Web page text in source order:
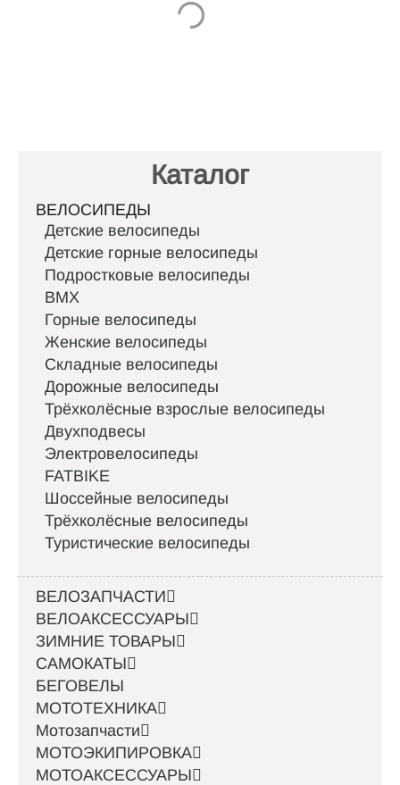
Каталог
ВЕЛОСИПЕДЫ
Детские велосипеды
Детские горные велосипеды
Подростковые велосипеды
BMX
Горные велосипеды
Женские велосипеды
Складные велосипеды
Дорожные велосипеды
Трёхколёсные взрослые велосипеды
Двухподвесы
Электровелосипеды
FATBIKE
Шоссейные велосипеды
Трёхколёсные велосипеды
Туристические велосипеды
ВЕЛОЗАПЧАСТИ
ВЕЛОАКСЕССУАРЫ
ЗИМНИЕ ТОВАРЫ
САМОКАТЫ
БЕГОВЕЛЫ
МОТОТЕХНИКА
Мотозапчасти
МОТОЭКИПИРОВКА
МОТОАКСЕССУАРЫ